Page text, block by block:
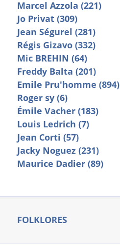
Marcel Azzola (221)
Jo Privat (309)
Jean Ségurel (281)
Régis Gizavo (332)
Mic BREHIN (64)
Freddy Balta (201)
Emile Pru'homme (894)
Roger sy (6)
Émile Vacher (183)
Louis Ledrich (7)
Jean Corti (57)
Jacky Noguez (231)
Maurice Dadier (89)
FOLKLORES